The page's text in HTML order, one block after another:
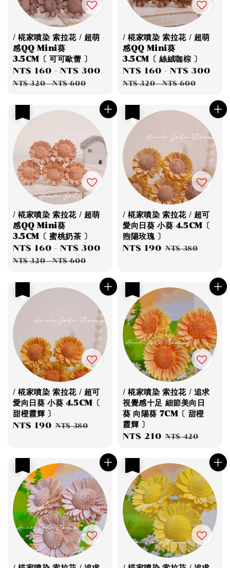
/ 椛家噴染 索拉花 / 超萌
感QQ Mini葵
3.5CM〔 可可歐蕾 〕
Sale
price
NT$ 160 -NT$ 300
Regular
price
NT$ 320-NT$ 600
/ 椛家噴染 索拉花 / 超萌
感QQ Mini葵
3.5CM〔 絲絨咖棕 〕
Sale
price
NT$ 160 -NT$ 300
NT$ 320-NT$ 600
/ 椛家噴染 索拉花 / 超萌
感QQ Mini葵
3.5CM〔 蜜桃奶茶 〕
Sale
price
NT$ 160 -NT$ 300
Regular
NT$ 320-NT$ 600
/ 椛家噴染 索拉花 / 超可
愛向日葵 小葵 4.5CM〔
煦陽玫瑰 〕
Sale
NT$ 190 Regular
NT$ 380
/ 椛家噴染 索拉花 / 超可
愛向日葵 小葵 4.5CM〔
甜橙霞輝 〕
Sale
NT$ 190 Regular
NT$ 380
/ 椛家噴染 索拉花 / 追求
視覺感十足 細節美向日
葵 向陽葵 7CM〔 甜橙
霞輝 〕
Sale
NT$ 210 Regular
NT$ 420